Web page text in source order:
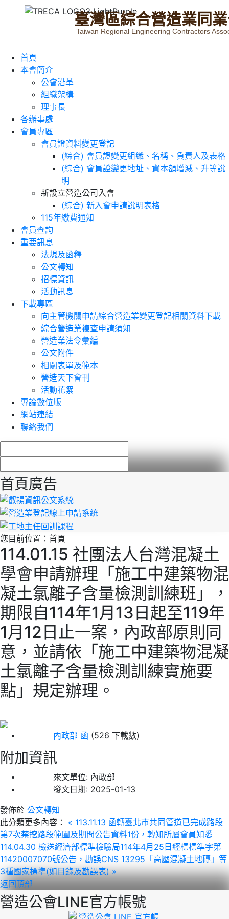
臺灣區綜合營造業同業
Taiwan Regional Engineering Contractors
首頁
本會簡介
公會沿革
組織架構
理事長
各辦事處
會員專區
會員證資料變更登記
(綜合) 會員證變更組織、名稱、負責人及表格
(綜合) 會員證變更地址、資本額增減、升等說
明
新設立營造公司入會
(綜合) 新入會申請說明表格
115年繳費通知
會員查詢
重要訊息
法規及函釋
公文轉知
招標資訊
活動訊息
下載專區
向主管機關申請綜合營造業變更登記相關資料下載
綜合營造業複查申請須知
營造業法令彙編
公文附件
相關表單及範本
營造天下會刊
活動花絮
專論數位版
網站連結
聯絡我們
首頁廣告
您目前位置： 首頁
114.01.15 社團法人台灣混凝土
學會申請辦理「施工中建築物混
凝土氯離子含量檢測訓練班」，
期限自114年1月13日起至119年
1月12日止一案，內政部原則同
意，並請依「施工中建築物混凝
土氯離子含量檢測訓練實施要
點」規定辦理。
內政部 函 (526 下載數)
附加資訊
來文單位: 內政部
發文日期: 2025-01-13
發佈於 公文轉知
此分類更多內容：
« 113.11.13 函轉臺北市共同管道已完成路段
第7次禁挖路段範圍及期間公告資料1份，轉知所屬會員知悉
114.04.30 檢送經濟部標準檢驗局114年4月25日經標標準字第
11420007070號公告，勘誤CNS 13295「高壓混凝土地磚」等
3種國家標準(如目錄及勘誤表) »
返回頂部
營造公會LINE官方帳號